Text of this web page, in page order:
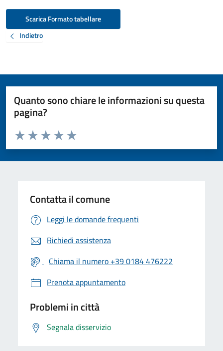
Scarica Formato tabellare
Indietro
Quanto sono chiare le informazioni su questa
pagina?
Valuta da 1 a 5 stelle la pagina
Valuta 5 stelle su 5
Valuta 4 stelle su 5
Valuta 3 stelle su 5
Valuta 2 stelle su 5
Valuta 1 stelle su 5
Contatta il comune
Leggi le domande frequenti
Richiedi assistenza
Chiama il numero +39 0184 476222
Prenota appuntamento
Problemi in città
Segnala disservizio